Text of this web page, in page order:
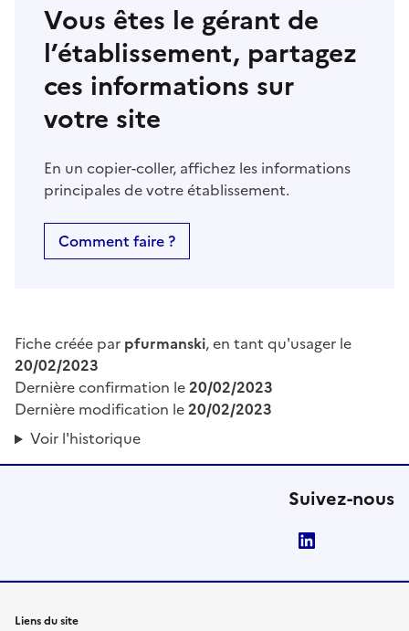
Vous êtes le gérant de
l’établissement, partagez
ces informations sur
votre site
En un copier-coller, affichez les informations
principales de votre établissement.
Comment faire ?
Fiche créée par pfurmanski, en tant qu'usager le
20/02/2023
Dernière confirmation le20/02/2023
Dernière modification le20/02/2023
Voir l'historique
Suivez-nous
Liens du site